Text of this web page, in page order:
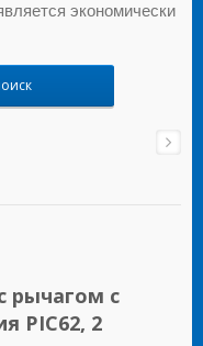
экономически
рычагом с
PIC62, 2